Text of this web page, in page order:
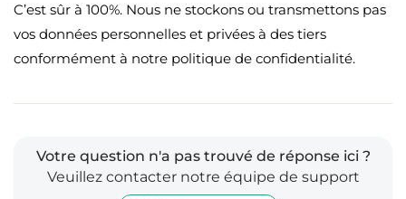
C’est sûr à 100%. Nous ne stockons ou transmettons pas
vos données personnelles et privées à des tiers
conformément à notre politique de confidentialité.
Votre question n'a pas trouvé de réponse ici ?
Veuillez contacter notre équipe de support